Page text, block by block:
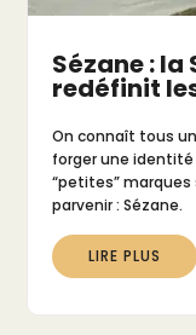
Sézane :
redéfinit
On connaît tous
forger une identité
“petites”
parvenir : Sézane.
LIRE PLUS